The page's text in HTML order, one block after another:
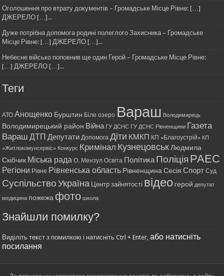
Оголошення про втрату документів – Громадське Місце Рівне: […]
ДЖЕРЕЛО […]...
Дуже потрібна допомога родині полеглого Захисника – Громадське
Місце Рівне: […] ДЖЕРЕЛО […]...
Небесне військо поповнив ще один Герой – Громадське Місце Рівне:
[…] ДЖЕРЕЛО […]...
Теги
АТО Анощенко Бурштин Біле озеро Вараш Володимирець
Володимирецький район Війна ГУ ДСНС ГУ ДСНС Рівненщини Газета
Вараш ДТП Депутати Допомога Діти КМКП КП «Благоустрій» КП
«Житлокомунсервіс» Конкурс Кримінал Кузнецовськ Людмила
Скібчик Міська рада О. Мензул Освіта ПолітикаПоліція РАЕС
Регіони Рівне Рівненська область Рівненщина Сесія Спорт Суд
Суспільство Україна Центр зайнятості відео герой депутат
медицина пожежа фото школа
Знайшли помилку?
Виділіть текст з помилкою і натисніть Ctrl + Enter,або натисніть
посилання